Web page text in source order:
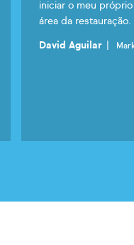
iniciar o meu
área da restauração.
David Aguilar